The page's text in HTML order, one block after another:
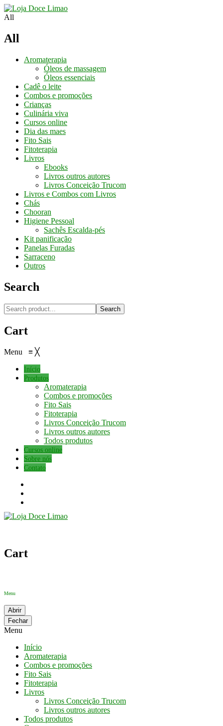
All
All
Aromaterapia
Óleos de massagem
Óleos essenciais
Cadê o leite
Combos e promoções
Crianças
Culinária viva
Cursos online
Dia das maes
Fito Sais
Fitoterapia
Livros
Ebooks
Livros outros autores
Livros Conceição Trucom
Livros e Combos com Livros
Chás
Chooran
Higiene Pessoal
Sachês Escalda-pés
Kit panificação
Panelas Furadas
Sarraceno
Outros
Search
Search
Cart
Menu ≡ ╳
Início
Produtos
Aromaterapia
Combos e promoções
Fito Sais
Fitoterapia
Livros Conceição Trucom
Livros outros autores
Todos produtos
Cursos online
Sobre nós
Contato
Cart
Menu
Abrir
Fechar
Menu
Início
Aromaterapia
Combos e promoções
Fito Sais
Fitoterapia
Livros
Livros Conceição Trucom
Livros outros autores
Todos produtos